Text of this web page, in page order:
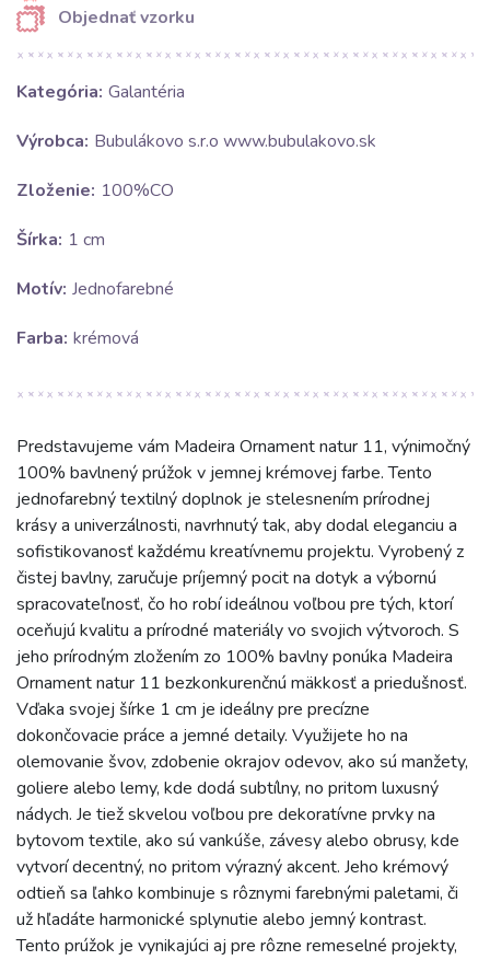
Objednať vzorku
Kategória: Galantéria
Výrobca: Bubulákovo s.r.o www.bubulakovo.sk
Zloženie: 100%CO
Šírka: 1 cm
Motív: Jednofarebné
Farba: krémová
Predstavujeme vám Madeira Ornament natur 11, výnimočný
100% bavlnený prúžok v jemnej krémovej farbe. Tento
jednofarebný textilný doplnok je stelesnením prírodnej
krásy a univerzálnosti, navrhnutý tak, aby dodal eleganciu a
sofistikovanosť každému kreatívnemu projektu. Vyrobený z
čistej bavlny, zaručuje príjemný pocit na dotyk a výbornú
spracovateľnosť, čo ho robí ideálnou voľbou pre tých, ktorí
oceňujú kvalitu a prírodné materiály vo svojich výtvoroch. S
jeho prírodným zložením zo 100% bavlny ponúka Madeira
Ornament natur 11 bezkonkurenčnú mäkkosť a priedušnosť.
Vďaka svojej šírke 1 cm je ideálny pre precízne
dokončovacie práce a jemné detaily. Využijete ho na
olemovanie švov, zdobenie okrajov odevov, ako sú manžety,
goliere alebo lemy, kde dodá subtílny, no pritom luxusný
nádych. Je tiež skvelou voľbou pre dekoratívne prvky na
bytovom textile, ako sú vankúše, závesy alebo obrusy, kde
vytvorí decentný, no pritom výrazný akcent. Jeho krémový
odtieň sa ľahko kombinuje s rôznymi farebnými paletami, či
už hľadáte harmonické splynutie alebo jemný kontrast.
Tento prúžok je vynikajúci aj pre rôzne remeselné projekty,